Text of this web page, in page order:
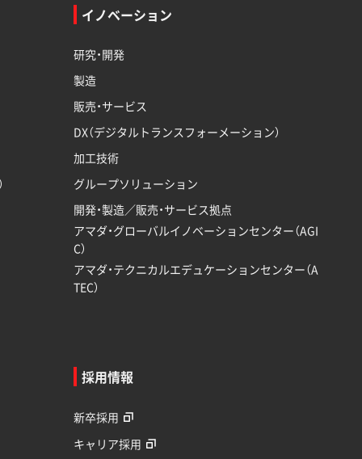
イノベーション
研究・開発
製造
販売・サービス
DX（デジタルトランスフォーメーション）
加工技術
グループソリューション
開発・製造／販売・サービス拠点
アマダ・グローバルイノベーションセンター（AGI
C）
アマダ・テクニカルエデュケーションセンター（A
TEC）
採用情報
新卒採用
キャリア採用